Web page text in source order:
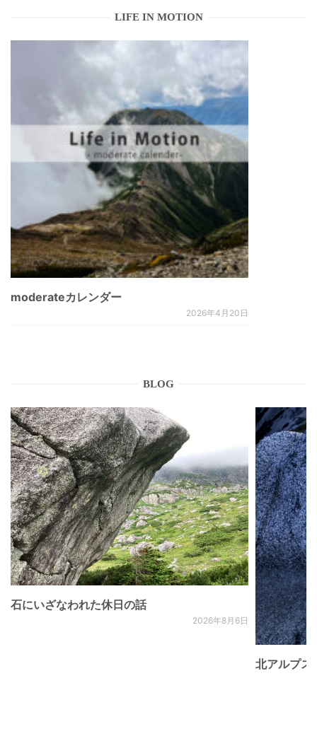
LIFE IN MOTION
moderateカレンダー
2026年4月20日
BLOG
石にいざなわれた休日の話
2026年8月6日
北アルプ